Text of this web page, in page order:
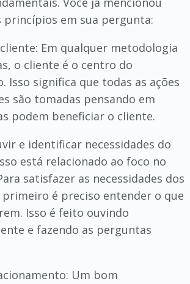
princípios em sua pergunta:
Em qualquer metodologia
o cliente é o centro do
Isso significa que todas as ações
são tomadas pensando em
podem beneficiar o cliente.
e identificar necessidades do
está relacionado ao foco no
satisfazer as necessidades dos
é preciso entender o que
Isso é feito ouvindo
e fazendo as perguntas
Um bom